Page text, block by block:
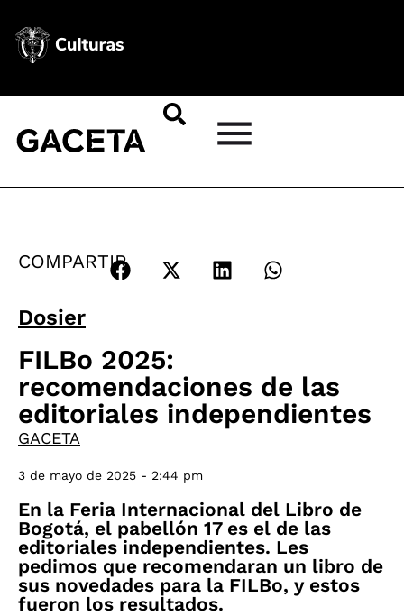
COMPARTIR
Dosier
FILBo 2025:
recomendaciones de las
editoriales independientes
GACETA
3 de mayo de 2025 - 2:44 pm
En la Feria Internacional del Libro de
Bogotá, el pabellón 17 es el de las
editoriales independientes. Les
pedimos que recomendaran un libro de
sus novedades para la FILBo, y estos
fueron los resultados.